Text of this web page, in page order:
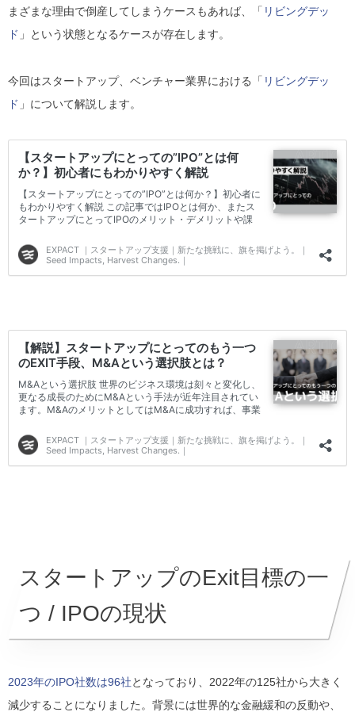
まざまな理由で倒産してしまうケースもあれば、「 リビングデッ
ド 」という状態となるケースが存在します。
今回はスタートアップ、ベンチャー業界における「 リビングデッ
ド 」について解説します。
スタートアップのExit目標の一
つ / IPOの現状
2023年のIPO社数は96社となっており、2022年の125社から大きく
減少することになりました。背景には世界的な金融緩和の反動や、